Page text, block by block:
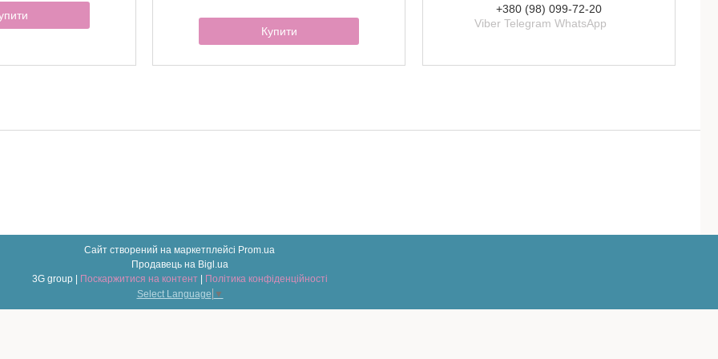
Купити
+380 (98) 099-72-20
Viber Telegram WhatsApp
Сайт створений на маркетплейсі Prom.ua
Продавець на Bigl.ua
Поскаржитися на контент
Політика конфіденційності
Select Language ▼